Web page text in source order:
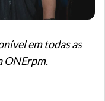
em todas as
ONErpm.